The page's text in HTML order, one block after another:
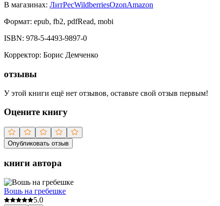
В магазинах: ЛитРесWildberriesOzonAmazon
Формат: epub, fb2, pdfRead, mobi
ISBN: 978-5-4493-9897-0
Корректор: Борис Демченко
отзывы
У этой книги ещё нет отзывов, оставьте свой отзыв первым!
Оцените книгу
Опубликовать отзыв
книги автора
Вошь на гребешке
5.0